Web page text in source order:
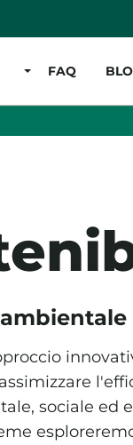
FAQ
sociale ed